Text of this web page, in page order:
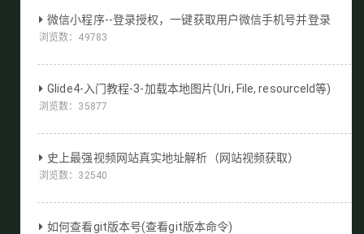
微信小程序--登录授权，一键获取用户微信手机号并登录
浏览数： 49783
Glide4-入门教程-3-加载本地图片(Uri, File, resourceId等)
浏览数： 35877
史上最强视频网站真实地址解析（网站视频获取）
浏览数： 32540
如何查看git版本号(查看git版本命令)